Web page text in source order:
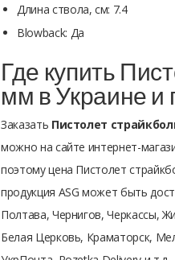
Длина ствола, см: 7.4
Blowback: Да
Где купить
мм в Украине и
Заказать Пистолет
можно на сайте интернет-
поэтому цена Пистолет
продукция ASG может быть
Полтава, Чернигов, Черкассы,
Белая Церковь, Краматорск,